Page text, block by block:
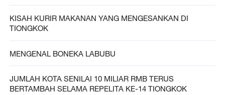
KISAH KURIR MAKANAN YANG MENGESANKAN DI
TIONGKOK
MENGENAL BONEKA LABUBU
JUMLAH KOTA SENILAI 10 MILIAR RMB TERUS
BERTAMBAH SELAMA REPELITA KE-14 TIONGKOK